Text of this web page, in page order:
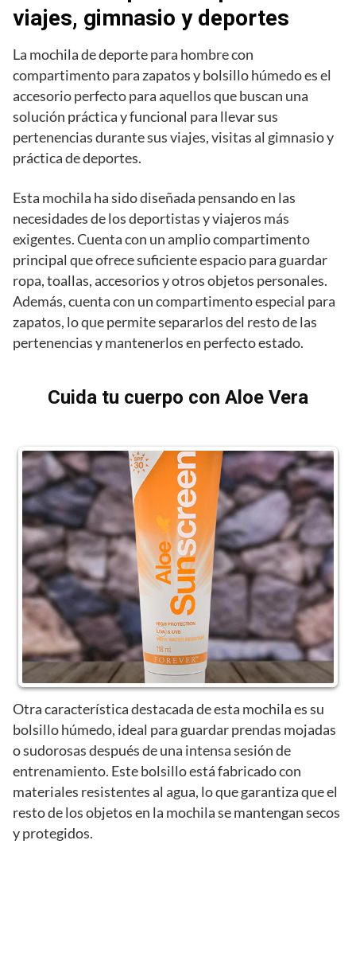
viajes, gimnasio y deportes
La mochila de deporte para hombre con
compartimento para zapatos y bolsillo húmedo es el
accesorio perfecto para aquellos que buscan una
solución práctica y funcional para llevar sus
pertenencias durante sus viajes, visitas al gimnasio y
práctica de deportes.
Esta mochila ha sido diseñada pensando en las
necesidades de los deportistas y viajeros más
exigentes. Cuenta con un amplio compartimento
principal que ofrece suficiente espacio para guardar
ropa, toallas, accesorios y otros objetos personales.
Además, cuenta con un compartimento especial para
zapatos, lo que permite separarlos del resto de las
pertenencias y mantenerlos en perfecto estado.
Cuida tu cuerpo con Aloe Vera
Otra característica destacada de esta mochila es su
bolsillo húmedo, ideal para guardar prendas mojadas
o sudorosas después de una intensa sesión de
entrenamiento. Este bolsillo está fabricado con
materiales resistentes al agua, lo que garantiza que el
resto de los objetos en la mochila se mantengan secos
y protegidos.